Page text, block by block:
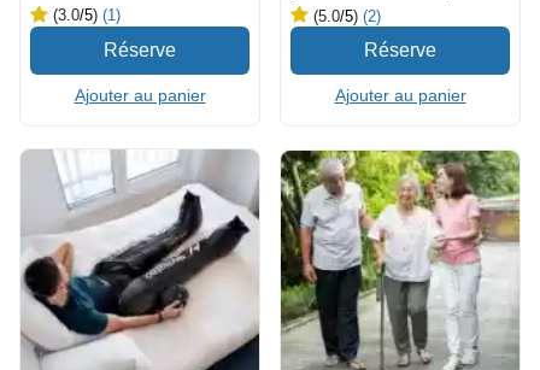
(3.0/5) (1)
Ajouter au panier
canule
(5.0/5) (2)
Ajouter au panier